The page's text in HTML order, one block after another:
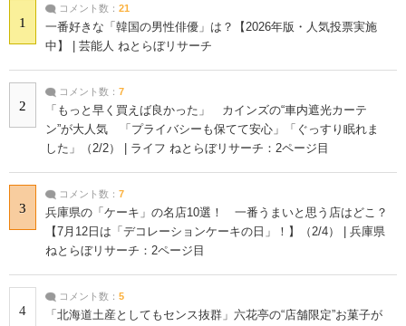
1
コメント数： 21
一番好きな「韓国の男性俳優」は？【2026年版・人気投票実施
中】 | 芸能人 ねとらぼリサーチ
2
コメント数： 7
「もっと早く買えば良かった」 カインズの“車内遮光カーテ
ン”が大人気 「プライバシーも保てて安心」「ぐっすり眠れま
した」（2/2） | ライフ ねとらぼリサーチ：2ページ目
3
コメント数： 7
兵庫県の「ケーキ」の名店10選！ 一番うまいと思う店はどこ？
【7月12日は「デコレーションケーキの日」！】（2/4） | 兵庫県
ねとらぼリサーチ：2ページ目
4
コメント数： 5
「北海道土産としてもセンス抜群」六花亭の“店舗限定”お菓子が